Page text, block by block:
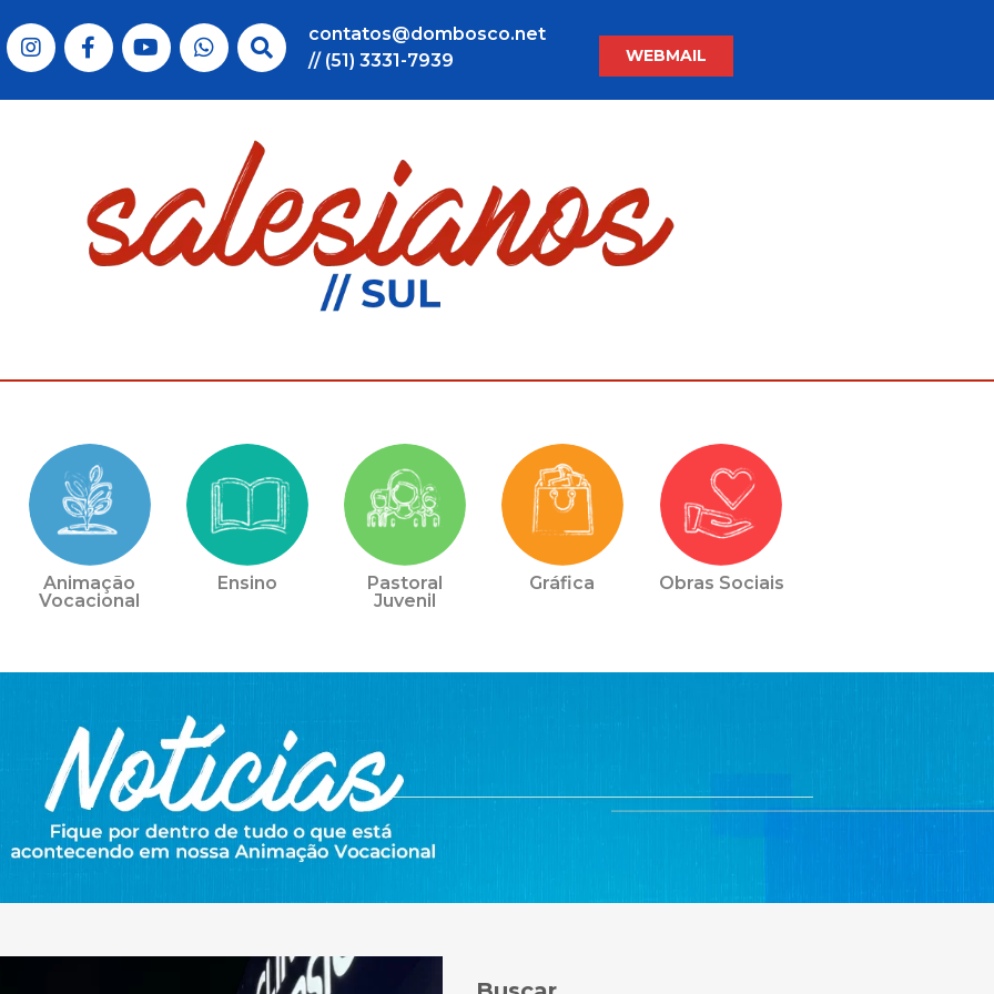
contatos@dombosco.net
// (51) 3331-7939
WEBMAIL
Animação
Vocacional
Ensino
Pastoral
Juvenil
Gráfica Obras Sociais